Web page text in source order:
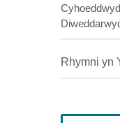
Rhymni yn